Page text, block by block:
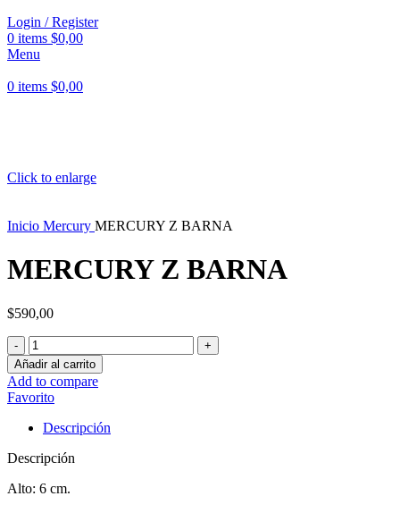
Login / Register
0 items $0,00
Menu
0 items $0,00
Click to enlarge
Inicio Mercury MERCURY Z BARNA
MERCURY Z BARNA
$590,00
MERCURY
Z
BARNA
cantidad
Añadir al carrito
Add to compare
Favorito
Descripción
Descripción
Alto: 6 cm.